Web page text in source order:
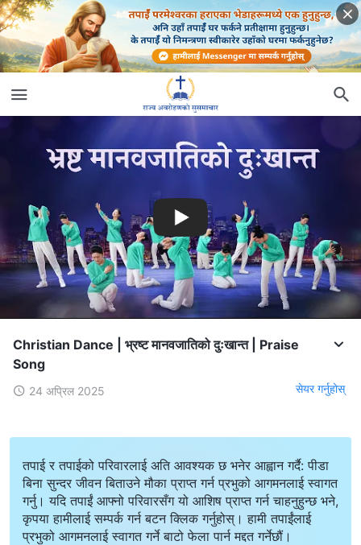
Christian Dance | भ्रष्ट मानवजातिको दुःखान्त | Praise
Song
24 अप्रिल 2025 सेयर गर्नुहोस्
तपाई र तपाईको परिवारलाई अति आवश्यक छ भनेर आह्वान गर्दै: पीडा
बिना सुन्दर जीवन बिताउने मौका प्राप्त गर्न प्रभुको आगमनलाई स्वागत
गर्नु। यदि तपाईं आफ्नो परिवारसँग यो आशिष प्राप्त गर्न चाहनुहुन्छ भने,
कृपया हामीलाई सम्पर्क गर्न बटन क्लिक गर्नुहोस्। हामी तपाईंलाई
प्रभुको आगमनलाई स्वागत गर्ने बाटो फेला पार्न मद्दत गर्नेछौं।